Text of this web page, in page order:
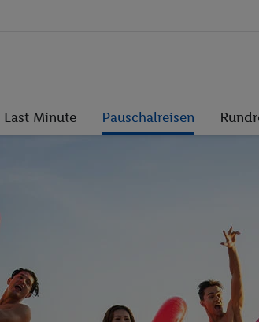
Last Minute Pauschalreisen